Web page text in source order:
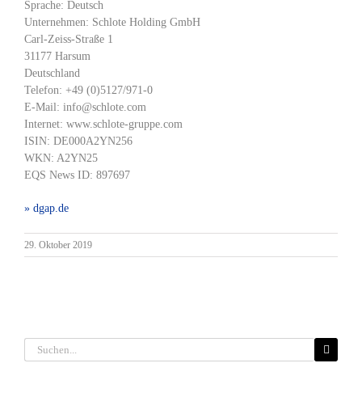
Sprache: Deutsch
Unternehmen: Schlote Holding GmbH
Carl-Zeiss-Straße 1
31177 Harsum
Deutschland
Telefon: +49 (0)5127/971-0
E-Mail: info@schlote.com
Internet: www.schlote-gruppe.com
ISIN: DE000A2YN256
WKN: A2YN25
EQS News ID: 897697
» dgap.de
29. Oktober 2019
Suche
nach: